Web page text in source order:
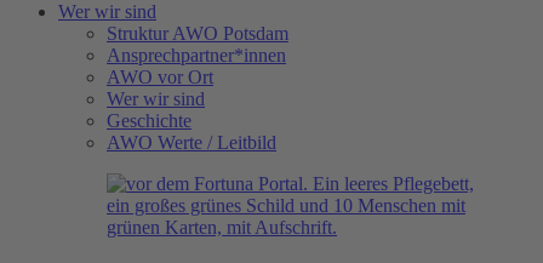
Wer wir sind
Struktur AWO Potsdam
Ansprechpartner*innen
AWO vor Ort
Wer wir sind
Geschichte
AWO Werte / Leitbild